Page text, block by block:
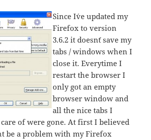
Since I´ve updated my
Firefox to version
3.6.2 it doesn´t save my
tabs / windows when I
close it. Everytime I
restart the browser I
only got an empty
browser window and
all the nice tabs I
of were gone. At first I believed
be a problem with my Firefox